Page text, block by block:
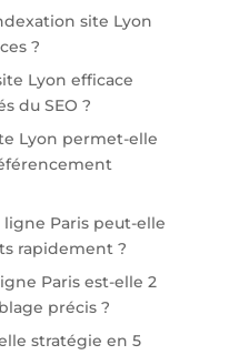
site Lyon
?
Lyon efficace
du SEO ?
Lyon permet-elle
Paris peut-elle
rapidement ?
Paris est-elle 2
précis ?
stratégie en 5